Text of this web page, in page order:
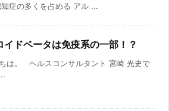
症の多くを占める アル ...
イドベータは免疫系の一部！？
は。 ヘルスコンサルタント 宮崎 光史で